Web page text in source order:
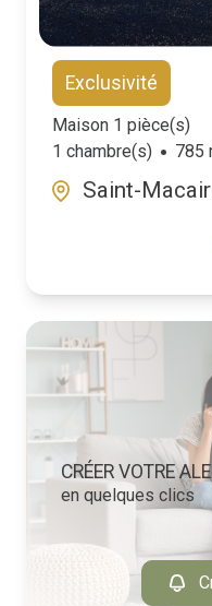
Exclusivité
Maison 1 pièce(s)
1 chambre(s)
785
Saint-
CRÉER VOTRE
en quelques clics